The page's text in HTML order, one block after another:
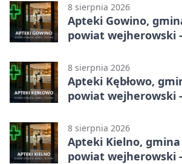
8 sierpnia 2026
Apteki Gowino,
powiat wejherowski
8 sierpnia 2026
Apteki Kębłowo,
powiat wejherowski
8 sierpnia 2026
Apteki Kielno, gmina
powiat wejherowski